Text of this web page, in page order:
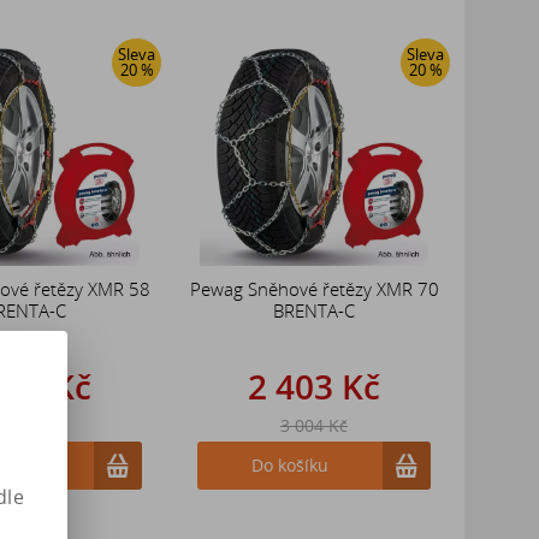
Sleva
20 %
řetězy XMR 58
C
Kč
Sleva
20 %
Pewag Sněhové řetězy XMR 70
BRENTA-C
2 403 Kč
3 004 Kč
Do košíku